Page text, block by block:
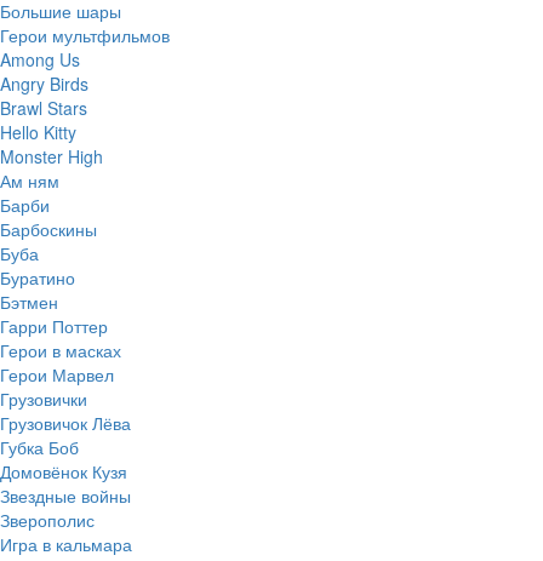
Большие шары
Герои мультфильмов
Among Us
Angry Birds
Brawl Stars
Hello Kitty
Monster High
Ам ням
Барби
Барбоскины
Буба
Буратино
Бэтмен
Гарри Поттер
Герои в масках
Герои Марвел
Грузовички
Грузовичок Лёва
Губка Боб
Домовёнок Кузя
Звездные войны
Зверополис
Игра в кальмара